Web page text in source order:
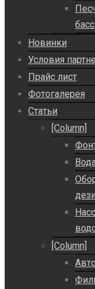
Новинки
Условия
Прайс лист
Фотогалерея
Статьи
[Column]
[Column]